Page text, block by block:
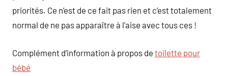
priorités. Ce n’est de ce fait pas rien et c’est totalement
normal de ne pas apparaître à l’aise avec tous ces !
Complément d’information à propos de toilette pour
bébé